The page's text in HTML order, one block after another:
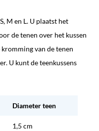
M en L. U plaatst het
de tenen over het kussen
van de tenen
U kunt de teenkussens
Diameter teen
1,5 cm